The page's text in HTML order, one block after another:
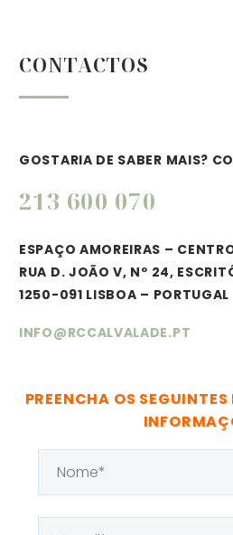
CONTACTOS
GOSTARIA DE SABER MAIS?
213 600 070
ESPAÇO AMOREIRAS –
RUA D. JOÃO V, Nº 24,
1250-091 LISBOA – PORTUGAL
INFO@RCCALVALADE.PT
PREENCHA OS